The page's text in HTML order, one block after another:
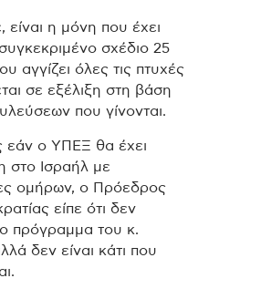
είναι η μόνη που έχει
σχέδιο 25
αγγίζει όλες τις πτυχές
σε εξέλιξη στη βάση
που γίνονται.
εάν ο ΥΠΕΞ θα έχει
στο Ισραήλ με
ομήρων, ο Πρόεδρος
είπε ότι δεν
πρόγραμμα του κ.
δεν είναι κάτι που